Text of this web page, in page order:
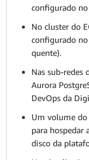
configurado
No cluster do
configurado
quente).
Nas sub-redes
Aurora
DevOps da
Um volume do
para hospedar
disco da